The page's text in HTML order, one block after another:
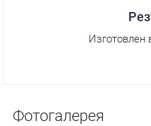
Изготовлен
Фотогалерея